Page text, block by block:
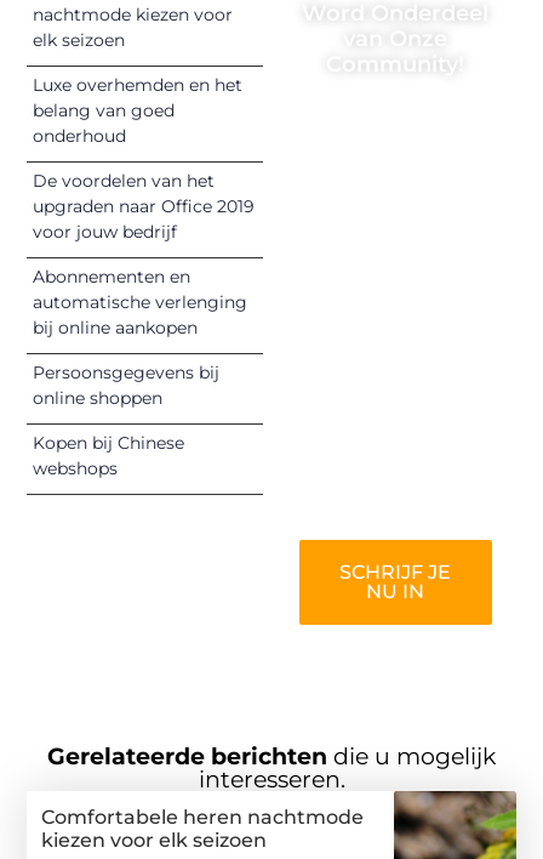
nachtmode kiezen voor
elk seizoen
Luxe overhemden en het
belang van goed
onderhoud
De voordelen van het
upgraden naar Office 2019
voor jouw bedrijf
Abonnementen en
automatische verlenging
bij online aankopen
Persoonsgegevens bij
online shoppen
Kopen bij Chinese
webshops
Word Onderdeel
van Onze
Community!
SCHRIJF JE
NU IN
Gerelateerde berichten die u mogelijk
interesseren.
Comfortabele heren nachtmode
kiezen voor elk seizoen